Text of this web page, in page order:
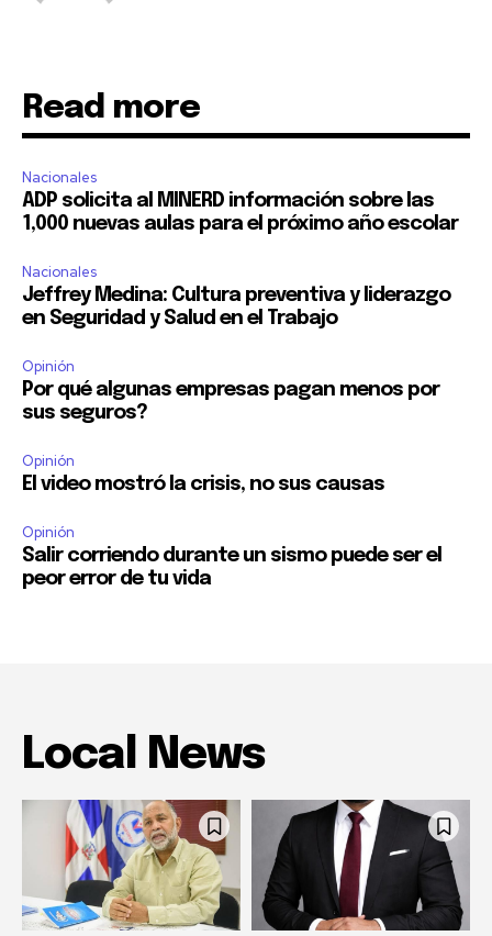
Read more
Nacionales
ADP solicita al MINERD información sobre las
1,000 nuevas aulas para el próximo año escolar
Nacionales
Jeffrey Medina: Cultura preventiva y liderazgo
en Seguridad y Salud en el Trabajo
Opinión
Por qué algunas empresas pagan menos por
sus seguros?
Opinión
El video mostró la crisis, no sus causas
Opinión
Salir corriendo durante un sismo puede ser el
peor error de tu vida
Local News